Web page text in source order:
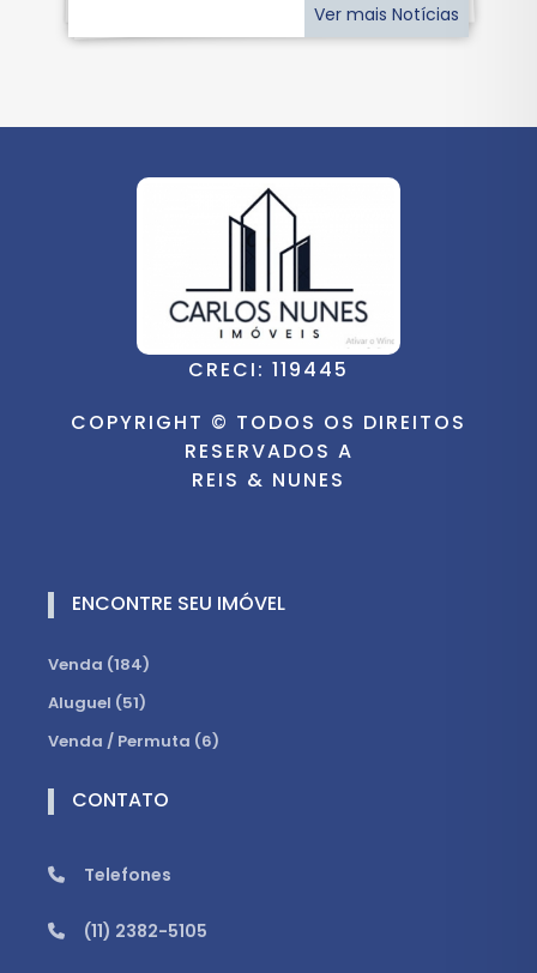
Ver mais Notícias
CRECI: 119445
COPYRIGHT © TODOS OS DIREITOS
RESERVADOS A
REIS & NUNES
ENCONTRE SEU IMÓVEL
Venda (184)
Aluguel (51)
Venda / Permuta (6)
CONTATO
Telefones
(11) 2382-5105